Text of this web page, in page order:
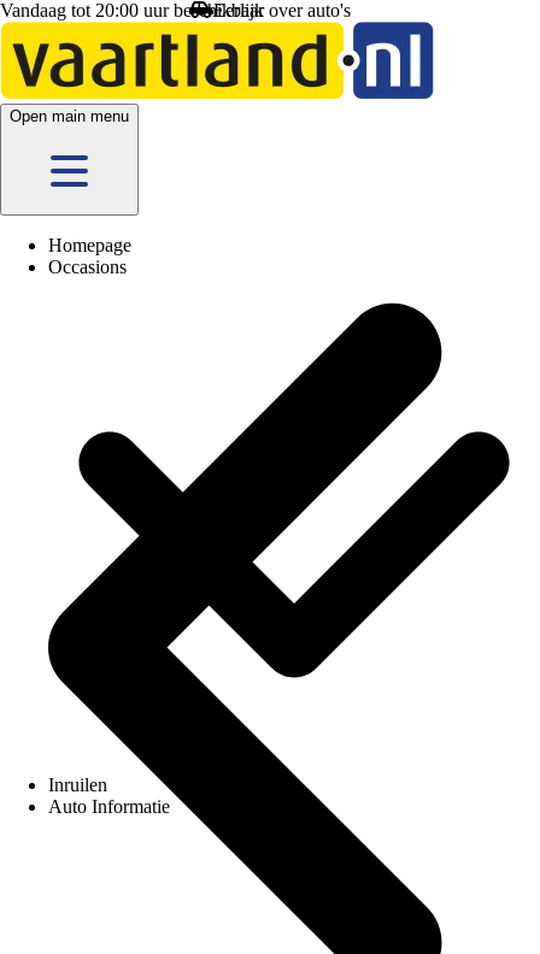
Vandaag tot 20:00 uur beschikbaar
Open main menu
Homepage
Occasions
Inruilen
Auto Informatie